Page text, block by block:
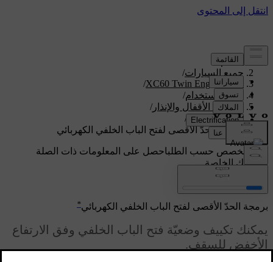
الدعم/
جميع السيارات/
XC60 Twin Engine 2020
/
دليل الاستخدام/
المفتاح، الأقفال والإنذار/
القفل والفتح /
برمجة الحدّ الأقصى لفتح الباب الخلفي الكهربائي
دعم مخصص حسب الطلباحصل على المعلومات ذات الصلة
بسيارتك الخاصة.
تسجيل الدخول
برمجة الحدّ الأقصى لفتح الباب الخلفي الكهربائي*
يمكنك تكييف وضعيّة فتح الباب الخلفي وفق الارتفاع
الأخفض للسقف.